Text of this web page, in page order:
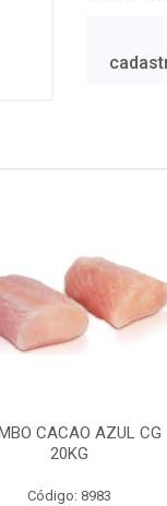
CACAO AZUL CG
20KG
Código: 8983